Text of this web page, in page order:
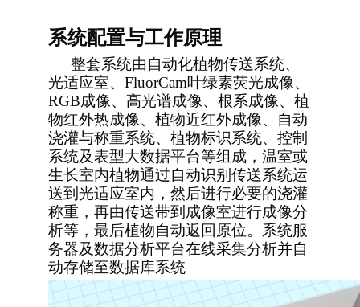
系统配置与工作原理
整套系统由自动化植物传送系统、
光适应室、FluorCam叶绿素荧光成像、
RGB成像、高光谱成像、根系成像、植
物红外热成像、植物近红外成像、自动
浇灌与称重系统、植物标识系统、控制
系统及表型大数据平台等组成，温室或
生长室内植物通过自动识别传送系统运
送到光适应室内，然后进行必要的浇灌
称重，再由传送带到成像室进行成像分
析等，最后植物自动返回原位。系统服
务器及数据分析平台在线采集分析并自
动存储至数据库系统